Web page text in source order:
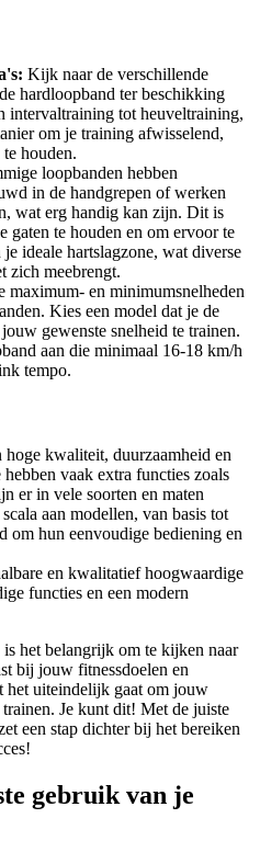
Kijk naar de verschillende
hardloopband ter beschikking
intervaltraining tot heuveltraining,
om je training afwisselend,
houden.
loopbanden hebben
in de handgrepen of werken
wat erg handig kan zijn. Dit is
gaten te houden en om ervoor te
ideale hartslagzone, wat diverse
zich meebrengt.
maximum- en minimumsnelheden
Kies een model dat je de
gewenste snelheid te trainen.
aan die minimaal 16-18 km/h
tempo.
hoge kwaliteit, duurzaamheid en
vaak extra functies zoals
er in vele soorten en maten
aan modellen, van basis tot
om hun eenvoudige bediening en
en kwalitatief hoogwaardige
functies en een modern
het belangrijk om te kijken naar
bij jouw fitnessdoelen en
het uiteindelijk gaat om jouw
Je kunt dit! Met de juiste
een stap dichter bij het bereiken
gebruik van je